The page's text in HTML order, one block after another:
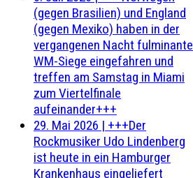
(gegen Brasilien) und England
(gegen Mexiko) haben in der
vergangenen Nacht fulminante
WM-Siege eingefahren und
treffen am Samstag in Miami
zum Viertelfinale
aufeinander+++
29. Mai 2026 | +++Der
Rockmusiker Udo Lindenberg
ist heute in ein Hamburger
Krankenhaus eingeliefert